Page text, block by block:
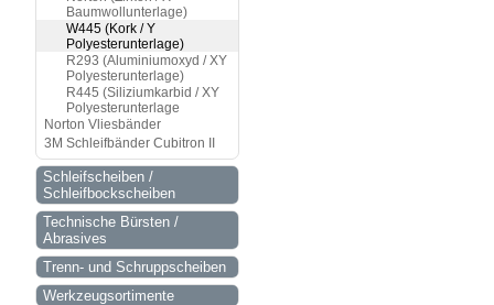
Baumwollunterlage)
W445 (Kork / Y
Polyesterunterlage)
R293 (Aluminiumoxyd / XY
Polyesterunterlage)
R445 (Siliziumkarbid / XY
Polyesterunterlage
Norton Vliesbänder
3M Schleifbänder Cubitron II
Schleifscheiben /
Schleifbockscheiben
Technische Bürsten /
Abrasives
Trenn- und Schruppscheiben
Werkzeugsortimente